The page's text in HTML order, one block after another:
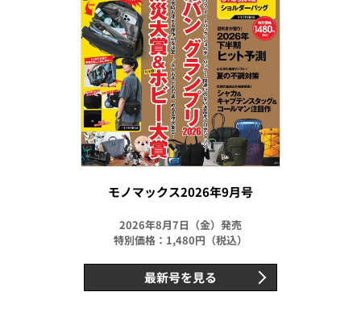
モノマックス2026年9月号
2026年8月7日（金）発売
特別価格：1,480円（税込）
最新号を見る